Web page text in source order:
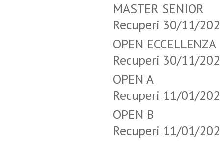
MASTER
Recuperi 30/11/
OPEN
Recuperi 30/11/
OPEN A
Recuperi 11/01/
OPEN B
Recuperi 11/01/